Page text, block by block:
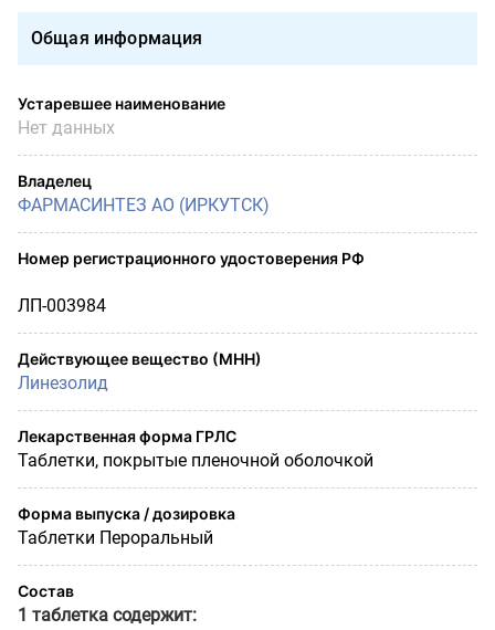
Общая информация
Устаревшее наименование
Нет данных
Владелец
ФАРМАСИНТЕЗ АО (ИРКУТСК)
Номер регистрационного удостоверения РФ
ЛП-003984
Действующее вещество (МНН)
Линезолид
Лекарственная форма ГРЛС
Таблетки, покрытые пленочной оболочкой
Форма выпуска / дозировка
Таблетки Пероральный
Состав
1 таблетка содержит: